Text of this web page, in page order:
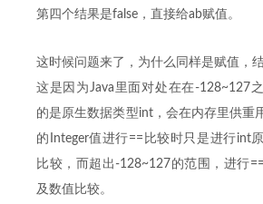
第四个结果是false，直接给ab赋值。
这时候问题来了，为什么同样是赋值，
这是因为Java里面对处在在-128~127
的是原生数据类型int，会在内存里供重
的Integer值进行==比较时只是进行int
比较，而超出-128~127的范围，进行
及数值比较。